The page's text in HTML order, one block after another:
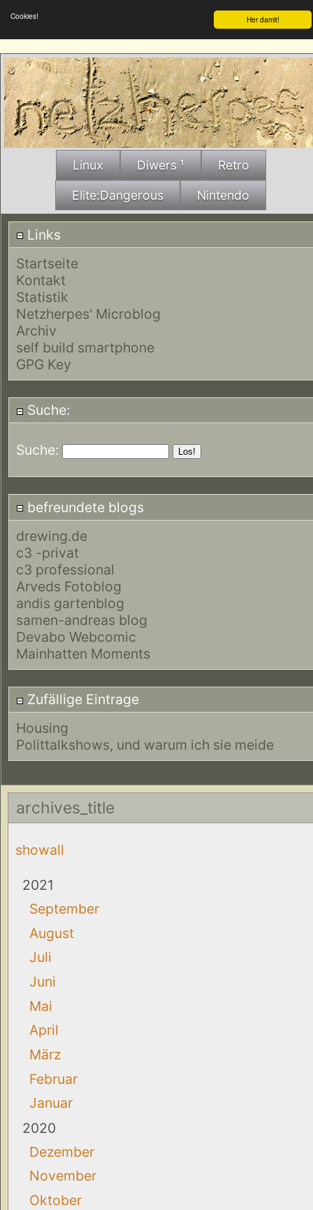
Her damit!
Cookies!
Linux Diwers ¹ Retro
Elite:Dangerous Nintendo
Links
Startseite
Kontakt
Statistik
Netzherpes' Microblog
Archiv
self build smartphone
GPG Key
Suche:
Suche:
befreundete blogs
drewing.de
c3 -privat
c3 professional
Arveds Fotoblog
andis gartenblog
samen-andreas blog
Devabo Webcomic
Mainhatten Moments
Zufällige Eintrage
Housing
Polittalkshows, und warum ich sie meide
archives_title
showall
2021
September
August
Juli
Juni
Mai
April
März
Februar
Januar
2020
Dezember
November
Oktober